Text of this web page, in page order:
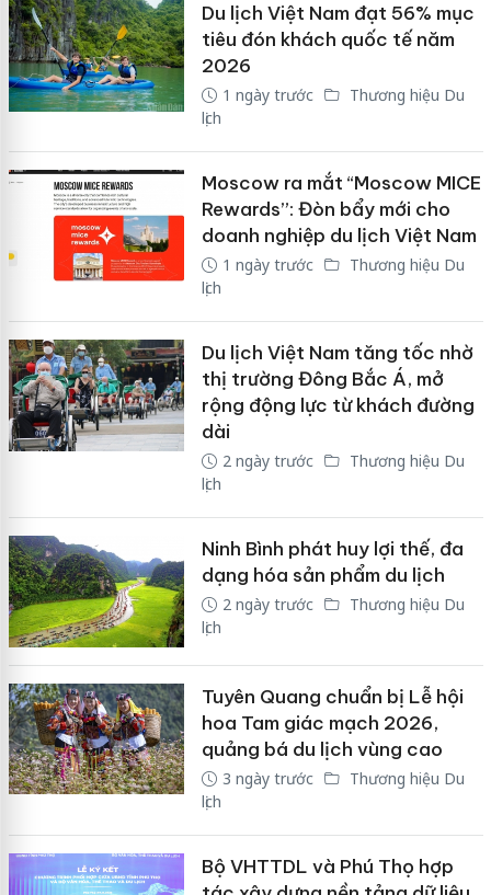
Du lịch Việt Nam đạt 56% mục
tiêu đón khách quốc tế năm
2026
1 ngày trước
Thương hiệu Du
lịch
Moscow ra mắt “Moscow MICE
Rewards”: Đòn bẩy mới cho
doanh nghiệp du lịch Việt Nam
1 ngày trước
Thương hiệu Du
lịch
Du lịch Việt Nam tăng tốc nhờ
thị trường Đông Bắc Á, mở
rộng động lực từ khách đường
dài
2 ngày trước
Thương hiệu Du
lịch
Ninh Bình phát huy lợi thế, đa
dạng hóa sản phẩm du lịch
2 ngày trước
Thương hiệu Du
lịch
Tuyên Quang chuẩn bị Lễ hội
hoa Tam giác mạch 2026,
quảng bá du lịch vùng cao
3 ngày trước
Thương hiệu Du
lịch
Bộ VHTTDL và Phú Thọ hợp